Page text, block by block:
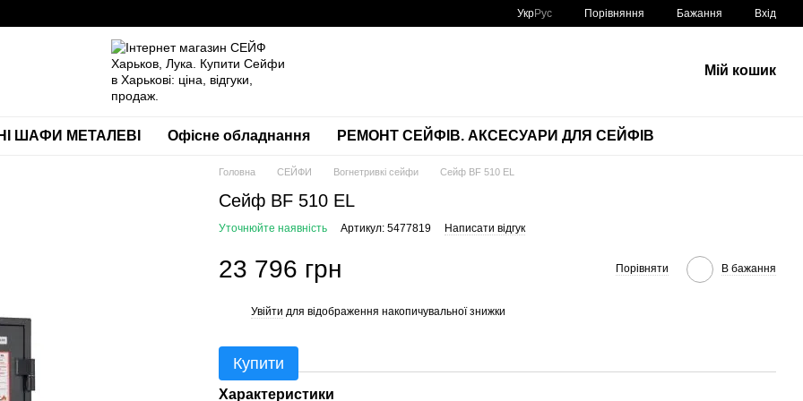
УкрРус Порівняння Бажання Вхід
Мій кошик
ШАФИ МЕТАЛЕВІ Офісне обладнання РЕМОНТ СЕЙФІВ. АКСЕСУАРИ ДЛЯ СЕЙФІВ
Головна СЕЙФИ Вогнетривкі сейфи Сейф BF 510 ЕL
Сейф BF 510 ЕL
Уточнюйте наявність Артикул: 5477819 Написати відгук
23 796 грн Порівняти В бажання
Увійти для відображення накопичувальної знижки
Купити
Характеристики